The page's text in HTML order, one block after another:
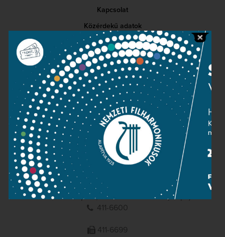
Kapcsolat
Közérdekű adatok
Sajtószoba
Adatvédelem
Impresszum
NEMZETI
FILHARMONIKUSOK
1095 Budapest, Komor Marcell u. 1. (Müpa)
411-6600
411-6699